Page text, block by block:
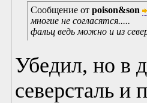
Сообщение от poison&son
многие не согласятся.....
фальц ведь можно и из
Убедил, но в
северсталь и